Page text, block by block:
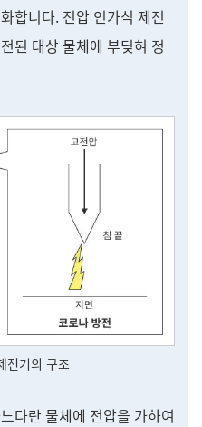
합니다. 전압 인가식 제전
된 대상 물체에 부딪혀 정
전기의 구조
다란 물체에 전압을 가하여